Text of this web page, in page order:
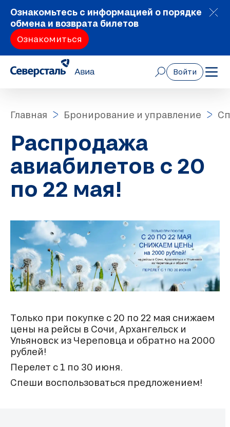
Ознакомьтесь с информацией о порядке
обмена и возврата билетов
Ознакомиться
Войти
Главная Бронирование и управление
Распродажа
авиабилетов с 20
по 22 мая!
Только при покупке с 20 по 22 мая снижаем
цены на рейсы в Сочи, Архангельск и
Ульяновск из Череповца и обратно на 2000
рублей!
Перелет с 1 по 30 июня.
Спеши воспользоваться предложением!